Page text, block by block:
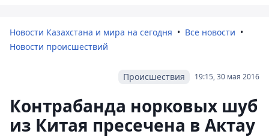
Новости Казахстана и мира на сегодня
Все новости
Новости происшествий
19:15, 30 мая 2016
Происшествия
Контрабанда норковых шуб
из Китая пресечена в Актау